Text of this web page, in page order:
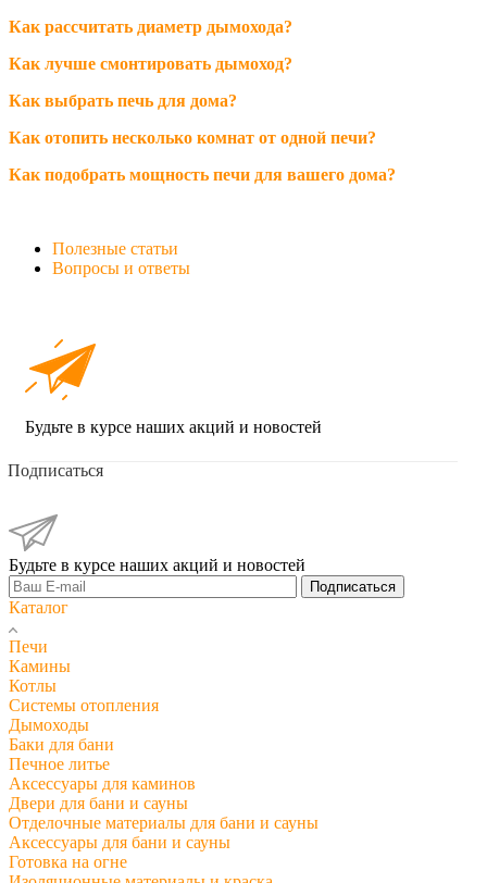
Как рассчитать диаметр дымохода?
Как лучше смонтировать дымоход?
Как выбрать печь для дома?
Как отопить несколько комнат от одной печи?
Как подобрать мощность печи для вашего дома?
Полезные статьи
Вопросы и ответы
Будьте в курсе наших акций и новостей
Подписаться
Будьте в курсе наших акций и новостей
Подписаться
Каталог
Печи
Камины
Котлы
Системы отопления
Дымоходы
Баки для бани
Печное литье
Аксессуары для каминов
Двери для бани и сауны
Отделочные материалы для бани и сауны
Аксессуары для бани и сауны
Готовка на огне